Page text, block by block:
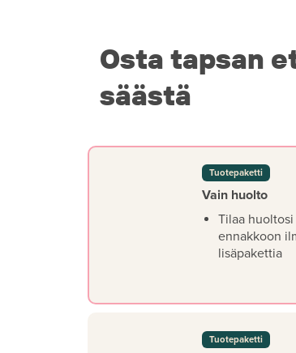
Osta tapsan
säästä
Tuotepaketti
Vain huolto
Tilaa huoltosi
ennakkoon
lisäpakettia
Tuotepaketti